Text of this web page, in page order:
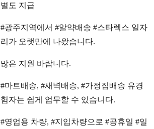
별도 지급
#광주지역에서 #알약배송 #스타렉스 일자
리가 오랫만에 나왔습니다.
많은 지원 바랍니다.
#마트배송, #새벽배송, #가정집배송 유경
험자는 쉽게 업무할 수 있습니다.
#영업용 차량, #지입차량으로 #공휴일 #일